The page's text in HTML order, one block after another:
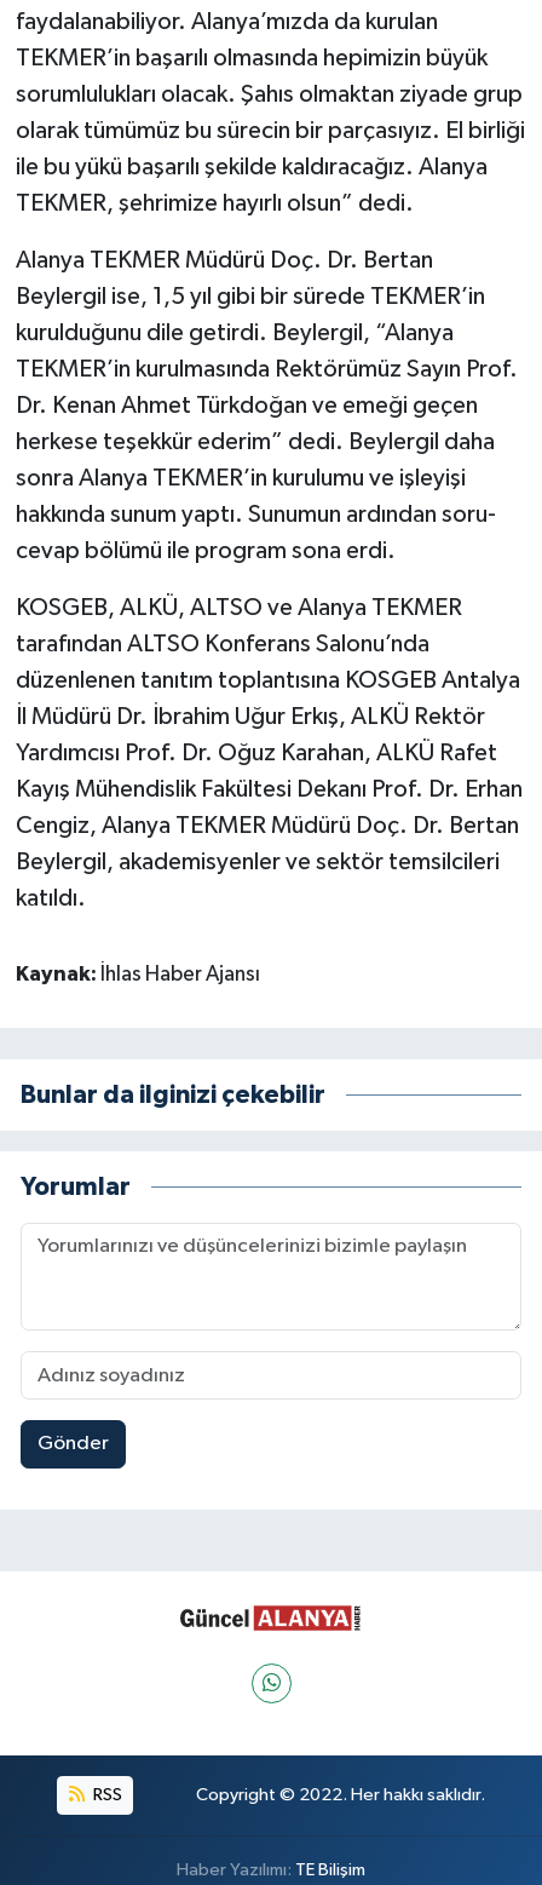
faydalanabiliyor. Alanya’mızda da kurulan
TEKMER’in başarılı olmasında hepimizin büyük
sorumlulukları olacak. Şahıs olmaktan ziyade grup
olarak tümümüz bu sürecin bir parçasıyız. El birliği
ile bu yükü başarılı şekilde kaldıracağız. Alanya
TEKMER, şehrimize hayırlı olsun” dedi.
Alanya TEKMER Müdürü Doç. Dr. Bertan
Beylergil ise, 1,5 yıl gibi bir sürede TEKMER’in
kurulduğunu dile getirdi. Beylergil, “Alanya
TEKMER’in kurulmasında Rektörümüz Sayın Prof.
Dr. Kenan Ahmet Türkdoğan ve emeği geçen
herkese teşekkür ederim” dedi. Beylergil daha
sonra Alanya TEKMER’in kurulumu ve işleyişi
hakkında sunum yaptı. Sunumun ardından soru-
cevap bölümü ile program sona erdi.
KOSGEB, ALKÜ, ALTSO ve Alanya TEKMER
tarafından ALTSO Konferans Salonu’nda
düzenlenen tanıtım toplantısına KOSGEB Antalya
İl Müdürü Dr. İbrahim Uğur Erkış, ALKÜ Rektör
Yardımcısı Prof. Dr. Oğuz Karahan, ALKÜ Rafet
Kayış Mühendislik Fakültesi Dekanı Prof. Dr. Erhan
Cengiz, Alanya TEKMER Müdürü Doç. Dr. Bertan
Beylergil, akademisyenler ve sektör temsilcileri
katıldı.
Kaynak: İhlas Haber Ajansı
Bunlar da ilginizi çekebilir
Yorumlar
Gönder
RSS Copyright © 2022. Her hakkı saklıdır.
Haber Yazılımı: TE Bilişim